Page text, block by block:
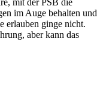
im Auge behalten und
erlauben ginge nicht.
aber kann das